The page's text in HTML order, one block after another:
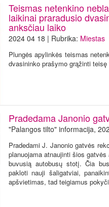
Teismas netenkino
laikinai praradusio
anksčiau laiko
2024 04 18 | Rubrika: Miestas
Plungės apylinkės teismas
dvasininko prašymo grąžinti
Pradedama Janonio
"Palangos tilto" informacija,
Pradedami J. Janonio gatvės
planuojama atnaujinti šios
buvusią autobusų stotį. Čia
pakloti nauji šaligatviai,
apšvietimas, tad teigiamus